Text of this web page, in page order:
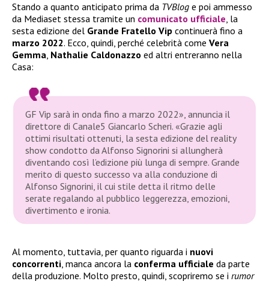
Stando a quanto anticipato prima da TVBlog e poi ammesso
da Mediaset stessa tramite un comunicato ufficiale, la
sesta edizione del Grande Fratello Vip continuerà fino a
marzo 2022. Ecco, quindi, perché celebrità come Vera
Gemma, Nathalie Caldonazzo ed altri entreranno nella
Casa:
GF Vip sarà in onda fino a marzo 2022», annuncia il
direttore di Canale5 Giancarlo Scheri. «Grazie agli
ottimi risultati ottenuti, la sesta edizione del reality
show condotto da Alfonso Signorini si allungherà
diventando così l’edizione più lunga di sempre. Grande
merito di questo successo va alla conduzione di
Alfonso Signorini, il cui stile detta il ritmo delle
serate regalando al pubblico leggerezza, emozioni,
divertimento e ironia.
Al momento, tuttavia, per quanto riguarda i nuovi
concorrenti, manca ancora la conferma ufficiale da parte
della produzione. Molto presto, quindi, scopriremo se i rumor